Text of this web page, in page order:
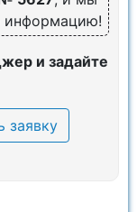
информацию!
и задайте
заявку